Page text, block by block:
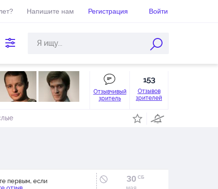
Напишите нам Регистрация Войти
Отзывчивый
зритель
153
Отзывов
зрителей
первым, если
30 СБ